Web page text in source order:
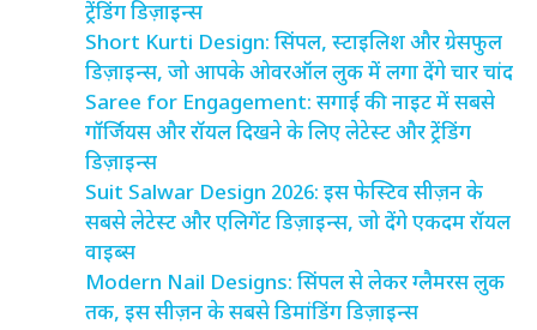
ट्रेंडिंग डिज़ाइन्स
Short Kurti Design: सिंपल, स्टाइलिश और ग्रेसफुल
डिज़ाइन्स, जो आपके ओवरऑल लुक में लगा देंगे चार चांद
Saree for Engagement: सगाई की नाइट में सबसे
गॉर्जियस और रॉयल दिखने के लिए लेटेस्ट और ट्रेंडिंग
डिज़ाइन्स
Suit Salwar Design 2026: इस फेस्टिव सीज़न के
सबसे लेटेस्ट और एलिगेंट डिज़ाइन्स, जो देंगे एकदम रॉयल
वाइब्स
Modern Nail Designs: सिंपल से लेकर ग्लैमरस लुक
तक, इस सीज़न के सबसे डिमांडिंग डिज़ाइन्स